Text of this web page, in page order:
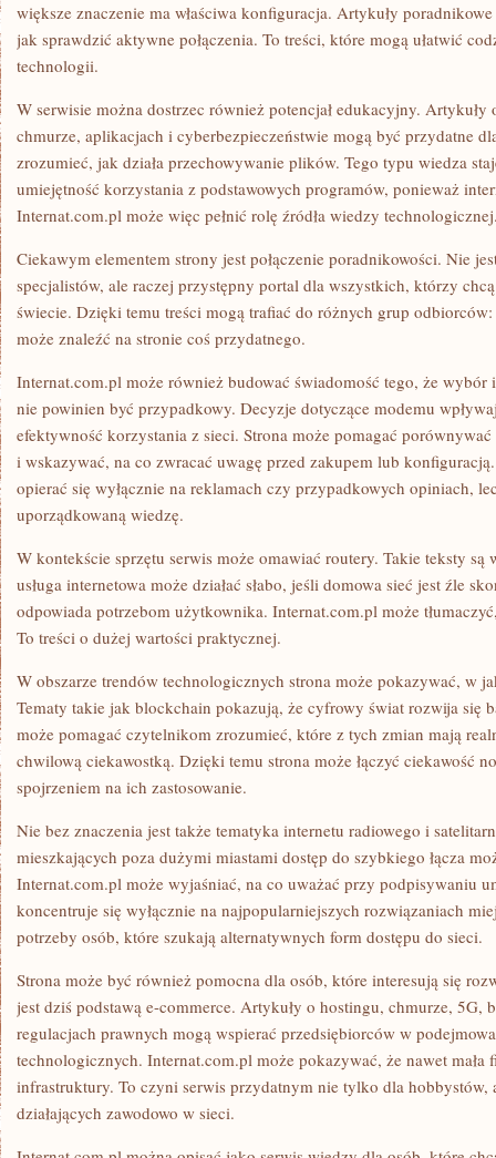
większe znaczenie ma właściwa konfiguracja. Artykuły
jak sprawdzić aktywne połączenia. To treści, które mogą ułatwić
technologii.
W serwisie można dostrzec również potencjał edukacyjny. Artykuły
chmurze, aplikacjach i cyberbezpieczeństwie mogą być przydatne
zrozumieć, jak działa przechowywanie plików. Tego typu wiedza
umiejętność korzystania z podstawowych programów, ponieważ
Internat.com.pl może więc pełnić rolę źródła wiedzy
Ciekawym elementem strony jest połączenie poradnikowości. Nie
specjalistów, ale raczej przystępny portal dla wszystkich, którzy
świecie. Dzięki temu treści mogą trafiać do różnych grup
może znaleźć na stronie coś przydatnego.
Internat.com.pl może również budować świadomość tego, że wybór
nie powinien być przypadkowy. Decyzje dotyczące modemu
efektywność korzystania z sieci. Strona może pomagać
i wskazywać, na co zwracać uwagę przed zakupem lub
opierać się wyłącznie na reklamach czy przypadkowych opiniach,
uporządkowaną wiedzę.
W kontekście sprzętu serwis może omawiać routery. Takie teksty są
usługa internetowa może działać słabo, jeśli domowa sieć jest źle
odpowiada potrzebom użytkownika. Internat.com.pl może
To treści o dużej wartości praktycznej.
W obszarze trendów technologicznych strona może pokazywać, w
Tematy takie jak blockchain pokazują, że cyfrowy świat rozwija się
może pomagać czytelnikom zrozumieć, które z tych zmian mają
chwilową ciekawostką. Dzięki temu strona może łączyć ciekawość
spojrzeniem na ich zastosowanie.
Nie bez znaczenia jest także tematyka internetu radiowego i
mieszkających poza dużymi miastami dostęp do szybkiego łącza
Internat.com.pl może wyjaśniać, na co uważać przy podpisywaniu
koncentruje się wyłącznie na najpopularniejszych rozwiązaniach
potrzeby osób, które szukają alternatywnych form dostępu do sieci.
Strona może być również pomocna dla osób, które interesują się
jest dziś podstawą e-commerce. Artykuły o hostingu, chmurze, 5G,
regulacjach prawnych mogą wspierać przedsiębiorców w
technologicznych. Internat.com.pl może pokazywać, że nawet mała
infrastruktury. To czyni serwis przydatnym nie tylko dla hobbystów,
działających zawodowo w sieci.